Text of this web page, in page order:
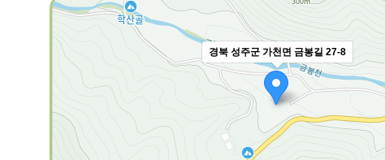
경북 성주군 가천면 금봉길 27-8